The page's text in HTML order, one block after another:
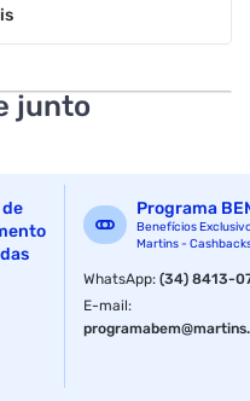
lâmpadas de Filamento
junto
Programa
Benefícios
Martins -
WhatsApp:(34) 8413-
E-mail: